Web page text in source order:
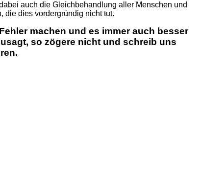
auch die Gleichbehandlung aller Menschen und
die dies vordergründig nicht tut.
machen und es immer auch besser
so zögere nicht und schreib uns